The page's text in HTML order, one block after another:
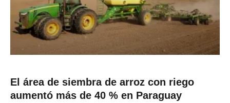
El área de siembra de arroz con riego
aumentó más de 40 % en Paraguay